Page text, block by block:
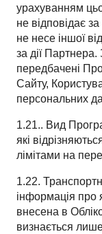
урахуванням
не відповідає
не несе іншої
за дії
передбачені
Сайту,
персональних
1.21.. Вид
які
лімітами на
1.22.
інформація про
внесена в
визнається